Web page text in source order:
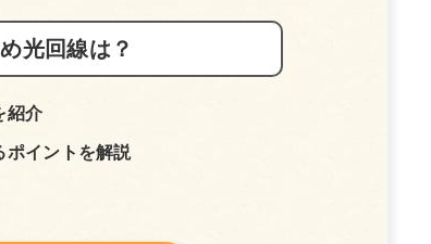
光回線は？
紹介
ポイントを解説